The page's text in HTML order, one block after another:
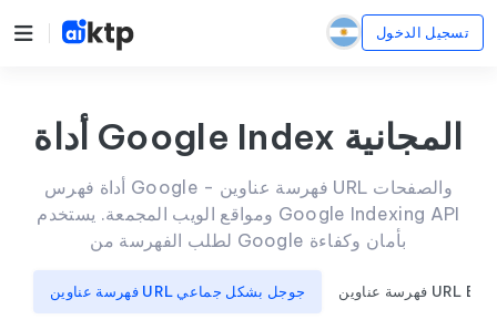
تسجيل الدخول
أداة Google Index المجانية
أداة فهرس Google - فهرسة عناوين URL والصفحات
ومواقع الويب المجمعة. يستخدم Google Indexing API
لطلب الفهرسة من Google بأمان وكفاءة
فهرسة عناوين URL جوجل بشكل جماعي